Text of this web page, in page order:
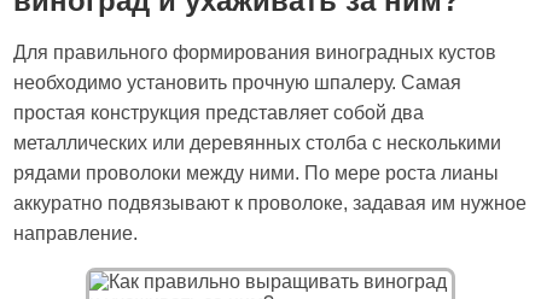
Для правильного формирования виноградных кустов
необходимо установить прочную шпалеру. Самая
простая конструкция представляет собой два
металлических или деревянных столба с несколькими
рядами проволоки между ними. По мере роста лианы
аккуратно подвязывают к проволоке, задавая им нужное
направление.